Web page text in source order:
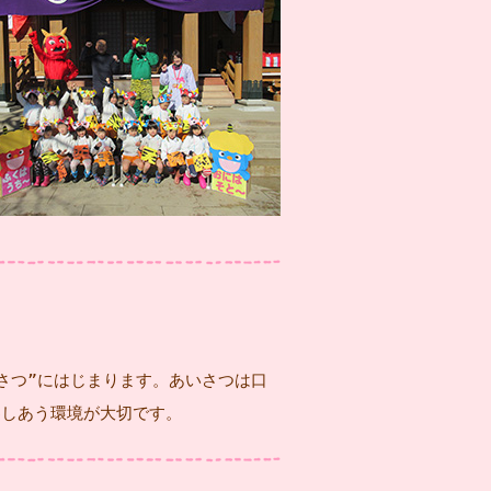
つ”にはじまります。あいさつは口
あう環境が大切です。